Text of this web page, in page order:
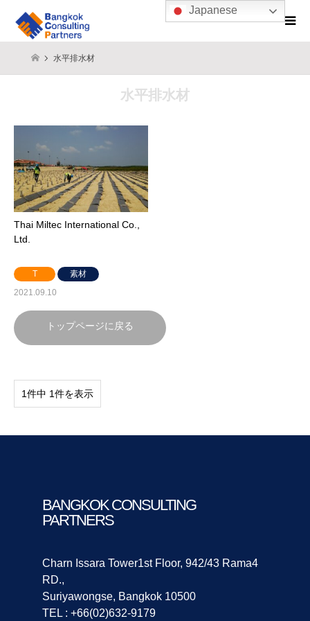
水平排水材
水平排水材
Thai Miltec International Co.,
Ltd.
T
素材
2021.09.10
トップページに戻る
1件中 1件を表示
BANGKOK CONSULTING
PARTNERS
Charn Issara Tower1st Floor, 942/43 Rama4
RD.,
Suriyawongse, Bangkok 10500
TEL : +66(02)632-9179
Japanese